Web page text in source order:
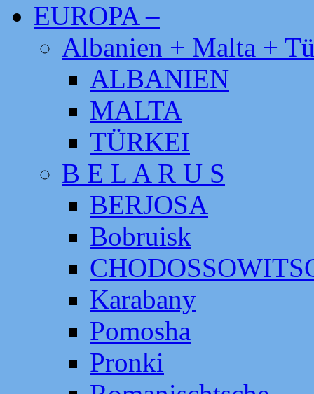
EUROPA –
Albanien + Malta +
ALBANIEN
MALTA
TÜRKEI
B E L A R U S
BERJOSA
Bobruisk
Karabany
Pomosha
Pronki